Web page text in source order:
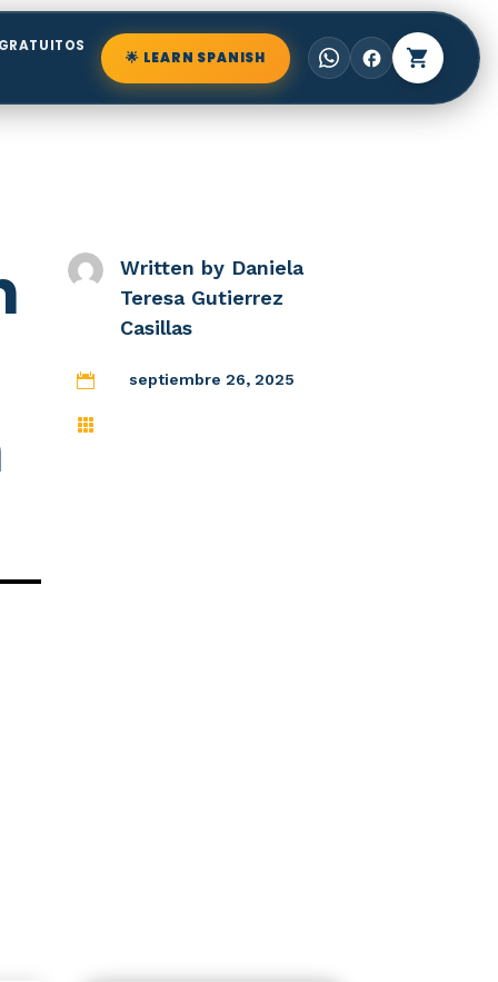
🌟 LEARN SPANISH facebook shopping_cart
Written by Daniela
Teresa Gutierrez
Casillas
 septiembre 26, 2025
